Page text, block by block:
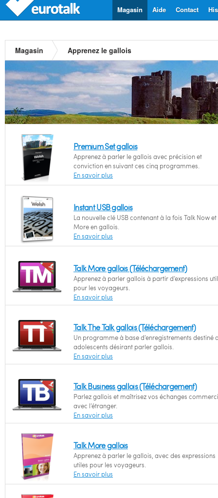
Contact
Aide
Magasin
Magasin Apprenez le gallois
Premium Set gallois
Apprenez à parler le gallois avec précision et
conviction en suivant ces cinq programmes.
En savoir plus
Instant USB gallois
La nouvelle clé USB contenant à la fois Talk Now et
More en gallois.
En savoir plus
Talk More gallois (Téléchargement)
Apprenez à parler gallois à partir d’expressions
pour les voyageurs.
En savoir plus
Talk The Talk gallois (Téléchargement)
Un programme à base d’enregistrements destiné
adolescents désirant parler gallois.
En savoir plus
Talk Business gallois (Téléchargement)
Parlez gallois et maîtrisez vos échanges
avec l’étranger.
En savoir plus
Talk More gallois
Apprenez à parler le gallois, avec des expressions
utiles pour les voyageurs.
En savoir plus